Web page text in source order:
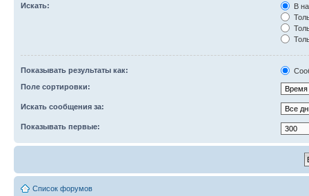
Искать:
В
Показывать результаты как:
Поле сортировки:
Искать сообщения за:
Показывать первые:
Список форумов